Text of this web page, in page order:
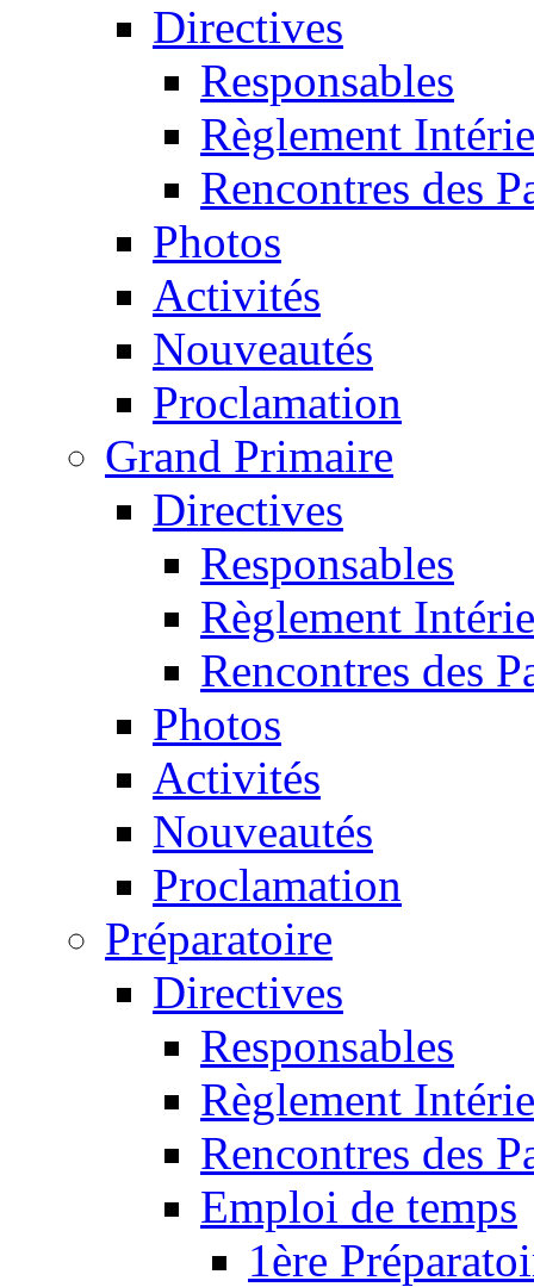
Directives
Responsables
Règlement
Rencontres des
Photos
Activités
Nouveautés
Proclamation
Grand Primaire
Directives
Responsables
Règlement
Rencontres des
Photos
Activités
Nouveautés
Proclamation
Préparatoire
Directives
Responsables
Règlement
Rencontres des
Emploi de temps
1ère